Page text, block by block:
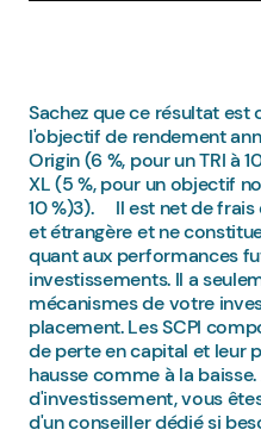
Sachez que ce résultat est
l'objectif de rendement
Origin (6 %, pour un TRI à
XL (5 %, pour un objectif
10 %)3). Il est net de
et étrangère et ne
quant aux performances
investissements. Il a
mécanismes de votre
placement. Les SCPI
de perte en capital et leur
hausse comme à la
d'investissement, vous
d'un conseiller dédié si